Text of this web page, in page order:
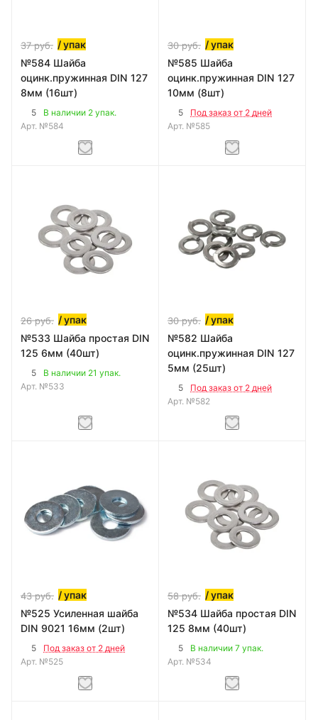
37руб. / упак
№584 Шайба
оцинк.пружинная DIN 127
8мм (16шт)
5
В наличии 2 упак.
Арт. №584
30руб. / упак
№585 Шайба
оцинк.пружинная DIN 127
10мм (8шт)
5
Под заказ от 2 дней
Арт. №585
26руб. / упак
№533 Шайба простая DIN
125 6мм (40шт)
5
В наличии 21 упак.
Арт. №533
30руб. / упак
№582 Шайба
оцинк.пружинная DIN 127
5мм (25шт)
5
Под заказ от 2 дней
Арт. №582
43руб. / упак
№525 Усиленная шайба
DIN 9021 16мм (2шт)
5
Под заказ от 2 дней
Арт. №525
58руб. / упак
№534 Шайба простая DIN
125 8мм (40шт)
5
В наличии 7 упак.
Арт. №534